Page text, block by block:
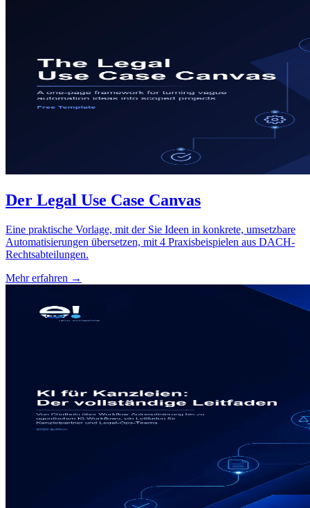
Der Legal Use Case Canvas
Eine praktische Vorlage, mit der Sie Ideen in konkrete, umsetzbare
Automatisierungen übersetzen, mit 4 Praxisbeispielen aus DACH-
Rechtsabteilungen.
Mehr erfahren →